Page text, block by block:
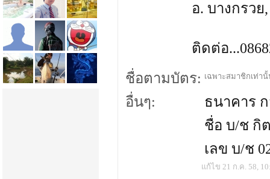
อ. บางกรวย
ติดต่อ
ชื่อตามบัตร: เฉพาะสมาชิกเท่า
อื่นๆ:
ธนาคาร
ชื่อ บ/ช กิ
เลข บ/ช
แก้ไข 21 ก.ค. 58,